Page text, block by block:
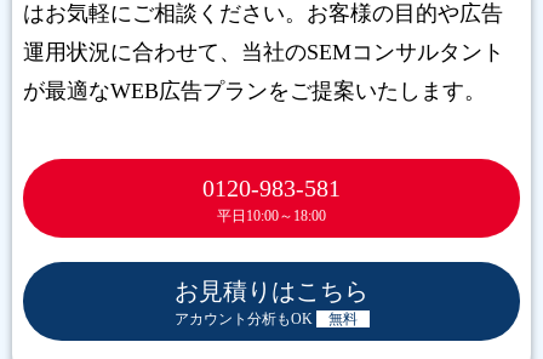
はお気軽にご相談ください。お客様の目的や広告
運用状況に合わせて、当社のSEMコンサルタント
が最適なWEB広告プランをご提案いたします。
0120-983-581
平日10:00～18:00
お見積りはこちら
アカウント分析もOK 無料